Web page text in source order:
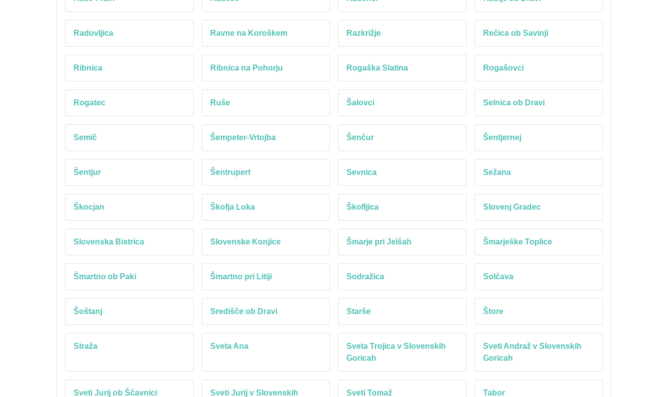
Radovljica Ravne na Koroškem Razkrižje Rečica ob Savinji
Ribnica Ribnica na Pohorju Rogaška Slatina Rogašovci
Rogatec Ruše Šalovci Selnica ob Dravi
Semič Šempeter-Vrtojba Šenčur Šentjernej
Šentjur Šentrupert Sevnica Sežana
Škocjan Škofja Loka Škofljica Slovenj Gradec
Slovenska Bistrica Slovenske Konjice Šmarje pri Jelšah Šmarješke Toplice
Šmartno ob Paki Šmartno pri Litiji Sodražica Solčava
Šoštanj Središče ob Dravi Starše Štore
Straža Sveta Ana
Sveta Trojica v Slovenskih
Goricah
Sveti Andraž v Slovenskih
Goricah
Sveti Jurij ob Ščavnici Sveti Jurij v Slovenskih Sveti Tomaž Tabor